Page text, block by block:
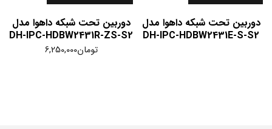
دوربین تحت شبکه داهوا مدل
DH-IPC-HDBW2431E-S-S2
دوربین تحت شبکه داهوا مدل
DH-IPC-HDBW2431R-ZS-S2
تومان6,250,000